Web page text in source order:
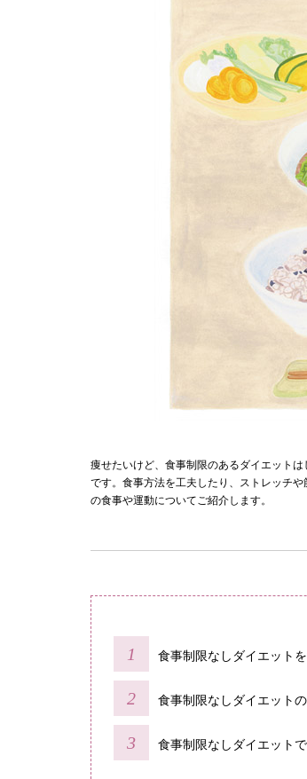
痩せたいけど、食事制限のあるダイエット
です。食事方法を工夫したり、ストレッチ
の食事や運動についてご紹介します。
食事制限なしダイエット
食事制限なしダイエット
食事制限なしダイエット